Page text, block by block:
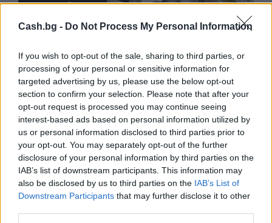
Cash.bg - Do Not Process My Personal Information
If you wish to opt-out of the sale, sharing to third parties, or
processing of your personal or sensitive information for
targeted advertising by us, please use the below opt-out
section to confirm your selection. Please note that after your
opt-out request is processed you may continue seeing
interest-based ads based on personal information utilized by
us or personal information disclosed to third parties prior to
your opt-out. You may separately opt-out of the further
disclosure of your personal information by third parties on the
IAB’s list of downstream participants. This information may
also be disclosed by us to third parties on the IAB’s List of
Downstream Participants that may further disclose it to other
Астронавти на NASA излязоха в
открития космос
07.08.2026 / 15:00